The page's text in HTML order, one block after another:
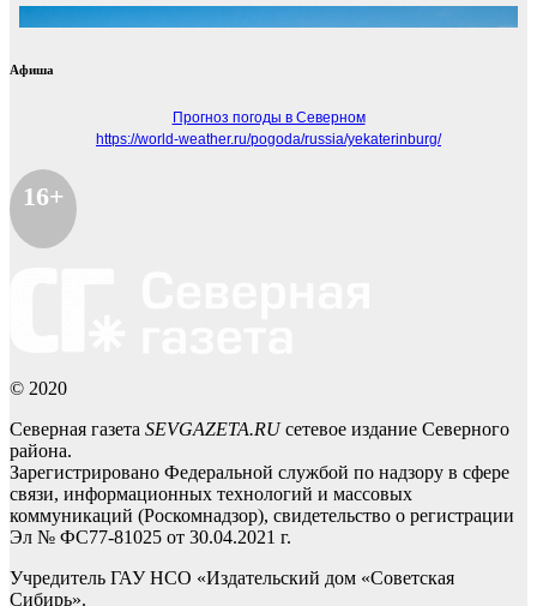
Афиша
Прогноз погоды в Северном
https://world-weather.ru/pogoda/russia/yekaterinburg/
16+
© 2020
Северная газета SEVGAZETA.RUсетевое издание Северного
района.
Зарегистрировано Федеральной службой по надзору в сфере
связи, информационных технологий и массовых
коммуникаций (Роскомнадзор), свидетельство о регистрации
Эл № ФС77-81025 от 30.04.2021 г.
Учредитель ГАУ НСО «Издательский дом «Советская
Сибирь».